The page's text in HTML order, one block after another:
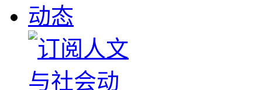
动态